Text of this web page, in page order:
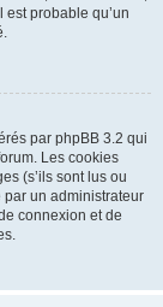
est probable qu’un
par phpBB 3.2 qui
Les cookies
(s’ils sont lus ou
un administrateur
connexion et de